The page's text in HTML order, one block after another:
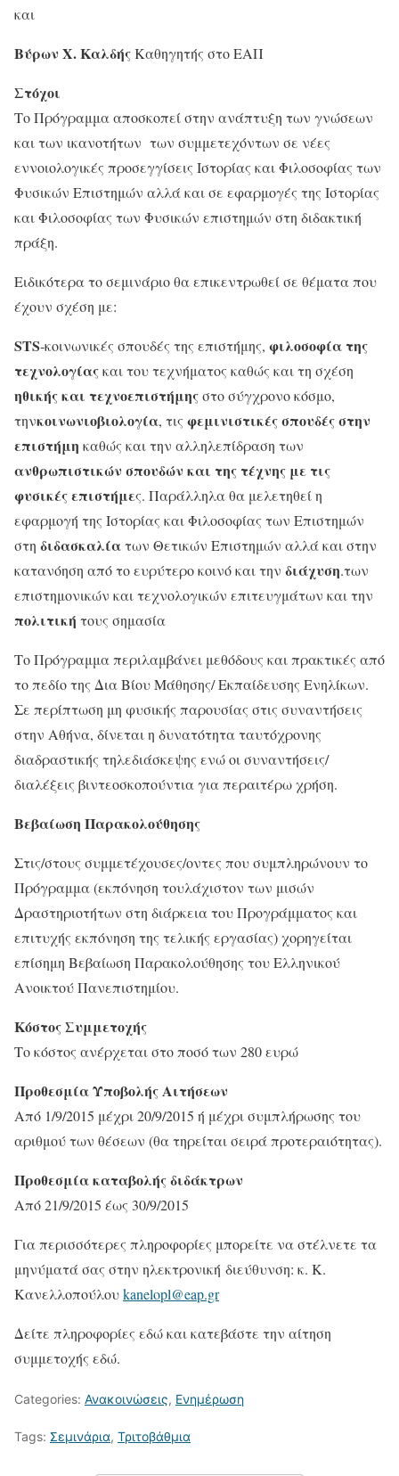
και
Βύρων Χ. ΚαλδήςΚαθηγητής στο ΕΑΠ
Στόχοι
Το Πρόγραμμα αποσκοπεί στην ανάπτυξη των γνώσεων
και των ικανοτήτων των συμμετεχόντων σε νέες
εννοιολογικές προσεγγίσεις Ιστορίας και Φιλοσοφίας των
Φυσικών Επιστημών αλλά και σε εφαρμογές της Ιστορίας
και Φιλοσοφίας των Φυσικών επιστημών στη διδακτική
πράξη.
Ειδικότερα το σεμινάριο θα επικεντρωθεί σε θέματα που
έχουν σχέση με:
STS-κοινωνικές σπουδές της επιστήμης, φιλοσοφία της
τεχνολογίαςκαι του τεχνήματος καθώς και τη σχέση
ηθικής και τεχνοεπιστήμηςστο σύγχρονο κόσμο,
τηνκοινωνιοβιολογία, τις φεμινιστικές σπουδές στην
επιστήμη καθώς και την αλληλεπίδραση των
ανθρωπιστικών σπουδών και της τέχνης με τις
φυσικές επιστήμες. Παράλληλα θα μελετηθεί η
εφαρμογή της Ιστορίας και Φιλοσοφίας των Επιστημών
στη διδασκαλίατων Θετικών Επιστημών αλλά και στην
κατανόηση από το ευρύτερο κοινό και την διάχυση.των
επιστημονικών και τεχνολογικών επιτευγμάτων και την
πολιτική τους σημασία
Το Πρόγραμμα περιλαμβάνει μεθόδους και πρακτικές από
το πεδίο της Δια Βίου Μάθησης/ Εκπαίδευσης Ενηλίκων.
Σε περίπτωση μη φυσικής παρουσίας στις συναντήσεις
στην Αθήνα, δίνεται η δυνατότητα ταυτόχρονης
διαδραστικής τηλεδιάσκεψης ενώ οι συναντήσεις/
διαλέξεις βιντεοσκοπούντια για περαιτέρω χρήση.
Βεβαίωση Παρακολούθησης
Στις/στους συμμετέχουσες/οντες που συμπληρώνουν το
Πρόγραμμα (εκπόνηση τουλάχιστον των μισών
Δραστηριοτήτων στη διάρκεια του Προγράμματος και
επιτυχής εκπόνηση της τελικής εργασίας) χορηγείται
επίσημη Βεβαίωση Παρακολούθησης του Ελληνικού
Ανοικτού Πανεπιστημίου.
Κόστος Συμμετοχής
Το κόστος ανέρχεται στο ποσό των 280 ευρώ
Προθεσμία Υποβολής Αιτήσεων
Από 1/9/2015 μέχρι 20/9/2015 ή μέχρι συμπλήρωσης του
αριθμού των θέσεων (θα τηρείται σειρά προτεραιότητας).
Προθεσμία καταβολής διδάκτρων
Από 21/9/2015 έως 30/9/2015
Για περισσότερες πληροφορίες μπορείτε να στέλνετε τα
μηνύματά σας στην ηλεκτρονική διεύθυνση: κ. Κ.
Κανελλοπούλουkanelopl@eap.gr
Δείτε πληροφορίες εδώ και κατεβάστε την αίτηση
συμμετοχής εδώ.
Categories: Ανακοινώσεις, Ενημέρωση
Tags: Σεμινάρια, Τριτοβάθμια